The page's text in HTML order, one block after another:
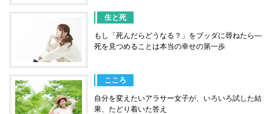
生と死
もし「死んだらどうなる？」をブッダに尋ねたら―
死を見つめることは本当の幸せの第一歩
こころ
自分を変えたいアラサー女子が、いろいろ試した結
果、たどり着いた答え